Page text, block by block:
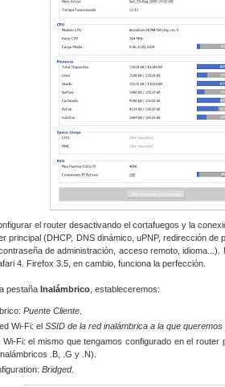
el router desactivando el cortafuegos y la
principal (DHCP, DNS dinámico, uPNP, redirección
de administración, acceso remoto,
4. Firefox 3.5, en cambio, funciona la perfección.
pestaña Inalámbrico, estableceremos:
Puente Cliente.
Wi-Fi: el SSID de la red inalámbrica a la que
Wi-Fi: el mismo que tengamos configurado en el
.B, .G y .N).
Bridged.